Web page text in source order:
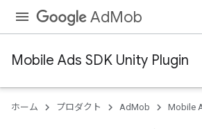
AdMob
Mobile Ads SDK Unity Plugin
ホーム プロダクト AdMob Mobile